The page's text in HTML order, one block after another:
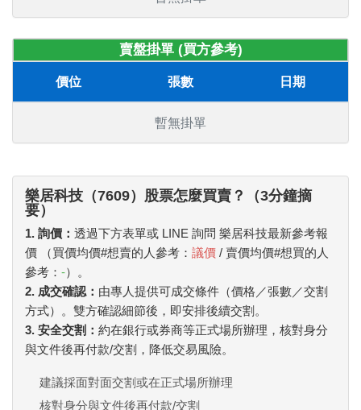
賣盤掛單 (買方參考)
價位 張數 日期
暫無掛單
樂居科技（7609）股票怎麼買賣？（3分鐘摘
要）
1. 詢價： 透過下方表單或 LINE 詢問 樂居科技最新參考報
價 （買價均價#想賣的人參考： 議價 / 賣價均價#想買的人
參考： -）。
2. 成交確認： 由專人提供可成交條件（價格／張數／交割
方式）。雙方確認細節後，即安排後續交割。
3. 安全交割： 約在銀行或券商等正式場所辦理，核對身分
與文件後再付款/交割，降低交易風險。
建議採面對面交割或在正式場所辦理
核對身分與文件後再付款/交割